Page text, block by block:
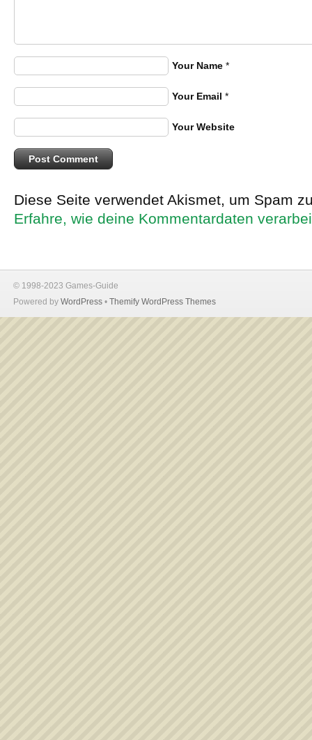
Your Name *
Your Email *
Your Website
Diese Seite verwendet Akismet, um Spam
Erfahre, wie deine Kommentardaten
© 1998-2023 Games-Guide
Powered by WordPress • Themify WordPress Themes